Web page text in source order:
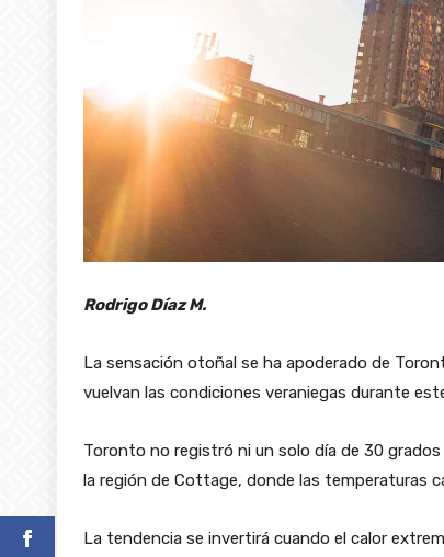
Rodrigo Díaz M.
La sensación otoñal se ha apoderado de
vuelvan las condiciones veraniegas durante
Toronto no registró ni un solo día de 30
la región de Cottage, donde las temperaturas
La tendencia se invertirá cuando el calor